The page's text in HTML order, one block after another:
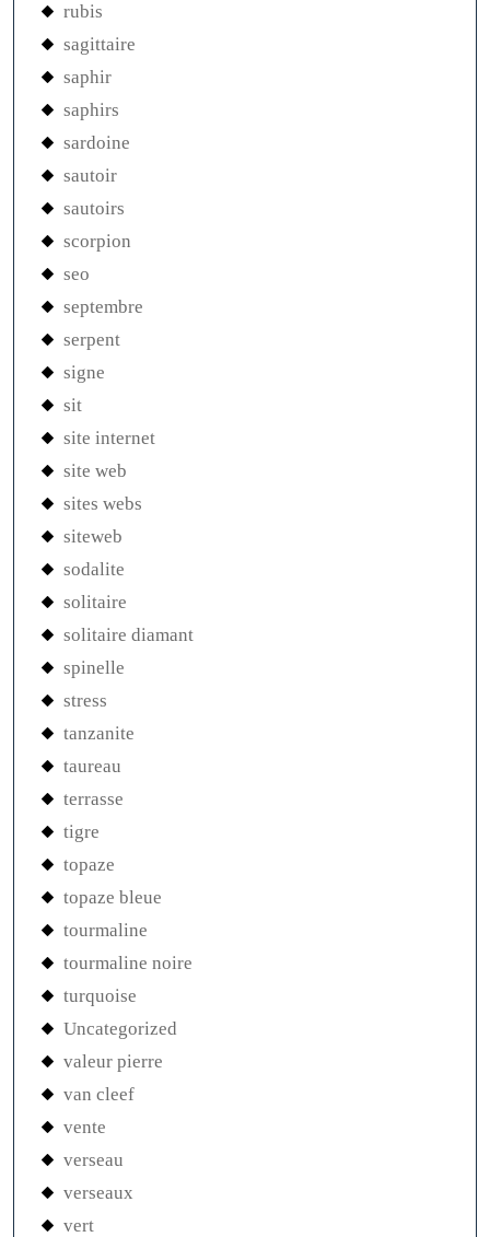
rubis
sagittaire
saphir
saphirs
sardoine
sautoir
sautoirs
scorpion
seo
septembre
serpent
signe
sit
site internet
site web
sites webs
siteweb
sodalite
solitaire
solitaire diamant
spinelle
stress
tanzanite
taureau
terrasse
tigre
topaze
topaze bleue
tourmaline
tourmaline noire
turquoise
Uncategorized
valeur pierre
van cleef
vente
verseau
verseaux
vert